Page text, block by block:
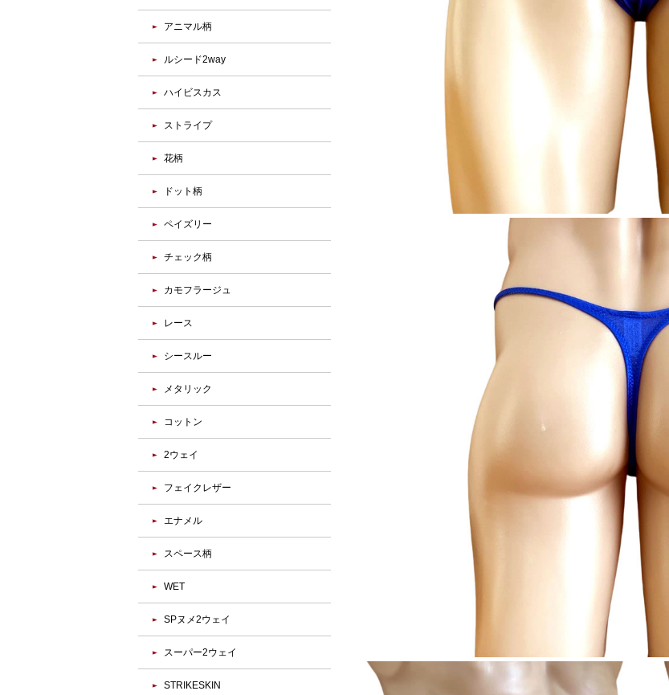
アニマル柄
ルシード2way
ハイビスカス
ストライプ
花柄
ドット柄
ペイズリー
チェック柄
カモフラージュ
レース
シースルー
メタリック
コットン
2ウェイ
フェイクレザー
エナメル
スペース柄
WET
SPヌメ2ウェイ
スーパー2ウェイ
STRIKESKIN